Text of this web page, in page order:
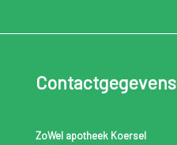
Contactgegevens
ZoWel apotheek Koersel